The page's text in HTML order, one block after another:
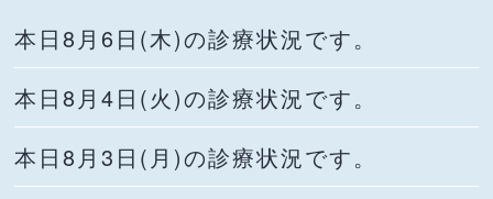
本日8月6日(木)の診療状況です。
本日8月4日(火)の診療状況です。
本日8月3日(月)の診療状況です。